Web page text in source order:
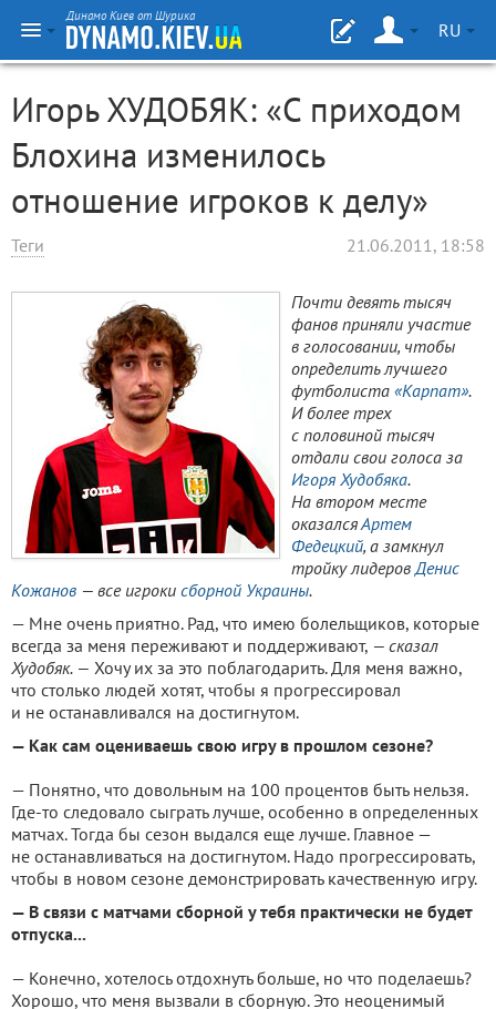
Динамо Киев от Шурика
RU
Игорь ХУДОБЯК: «С приходом
Блохина изменилось
отношение игроков к делу»
Теги 21.06.2011, 18:58
Почти девять тысяч
фанов приняли участие
в голосовании, чтобы
определить лучшего
футболиста «Карпат».
И более трех
с половиной тысяч
отдали свои голоса за
Игоря Худобяка.
На втором месте
оказалсяАртем
Федецкий, а замкнул
тройку лидеровДенис
Кожанов — все игроки сборной Украины.
— Мне очень приятно. Рад, что имею болельщиков, которые
всегда за меня переживают и поддерживают, — сказал
Худобяк. — Хочу их за это поблагодарить. Для меня важно,
что столько людей хотят, чтобы я прогрессировал
и не останавливался на достигнутом.
— Как сам оцениваешь свою игру в прошлом сезоне?
— Понятно, что довольным на 100 процентов быть нельзя.
Где-то следовало сыграть лучше, особенно в определенных
матчах. Тогда бы сезон выдался еще лучше. Главное —
не останавливаться на достигнутом. Надо прогрессировать,
чтобы в новом сезоне демонстрировать качественную игру.
— В связи с матчами сборной у тебя практически не будет
отпуска...
— Конечно, хотелось отдохнуть больше, но что поделаешь?
Хорошо, что меня вызвали в сборную. Это неоценимый